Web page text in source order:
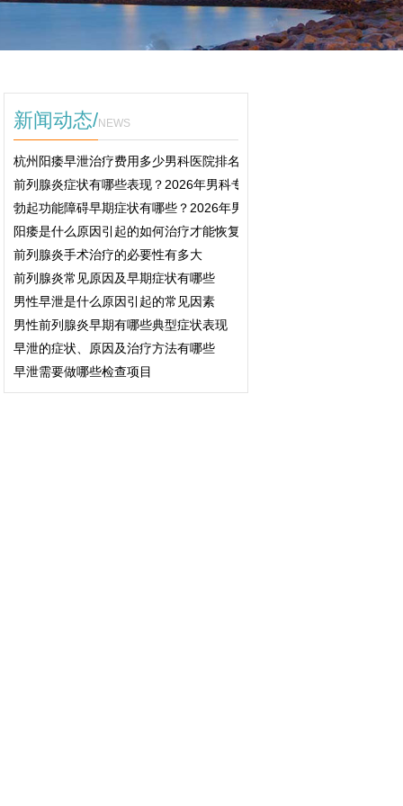
新闻动态/NEWS
杭州阳痿早泄治疗费用多少男科医院排名2026
前列腺炎症状有哪些表现？2026年男科专家科普治疗与预防方法
勃起功能障碍早期症状有哪些？2026年男科专家详解治疗方案
阳痿是什么原因引起的如何治疗才能恢复
前列腺炎手术治疗的必要性有多大
前列腺炎常见原因及早期症状有哪些
男性早泄是什么原因引起的常见因素
男性前列腺炎早期有哪些典型症状表现
早泄的症状、原因及治疗方法有哪些
早泄需要做哪些检查项目